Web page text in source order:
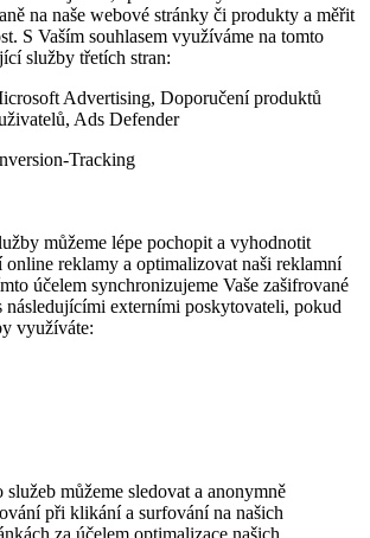
na naše webové stránky či produkty a měřit
S Vaším souhlasem využíváme na tomto
služby třetích stran:
Advertising, Doporučení produktů
Ads Defender
Tracking
můžeme lépe pochopit a vyhodnotit
online reklamy a optimalizovat naši reklamní
účelem synchronizujeme Vaše zašifrované
následujícími externími poskytovateli, pokud
využíváte:
služeb můžeme sledovat a anonymně
při klikání a surfování na našich
za účelem optimalizace našich